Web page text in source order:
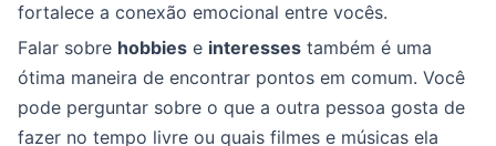
fortalece a conexão emocional entre vocês.
Falar sobre hobbies e interesses também é uma
ótima maneira de encontrar pontos em comum. Você
pode perguntar sobre o que a outra pessoa gosta de
fazer no tempo livre ou quais filmes e músicas ela